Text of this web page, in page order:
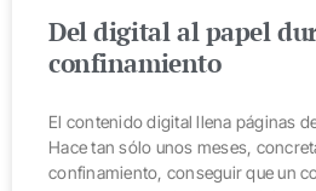
Del digital al papel
confinamiento
El contenido digital llena páginas
Hace tan sólo unos meses,
confinamiento, conseguir que un